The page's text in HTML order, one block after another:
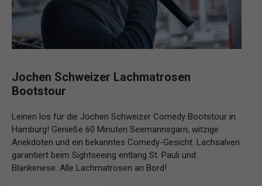
Jochen Schweizer Lachmatrosen
Bootstour
Leinen los für die Jochen Schweizer Comedy Bootstour in
Hamburg! Genieße 60 Minuten Seemannsgarn, witzige
Anekdoten und ein bekanntes Comedy-Gesicht. Lachsalven
garantiert beim Sightseeing entlang St. Pauli und
Blankenese. Alle Lachmatrosen an Bord!